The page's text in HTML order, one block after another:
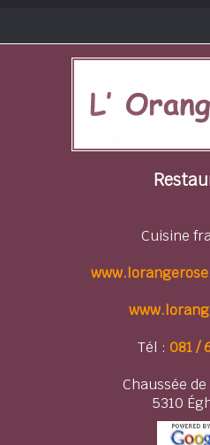
Cuisine
Tél : 081 /
Chaussée
5310